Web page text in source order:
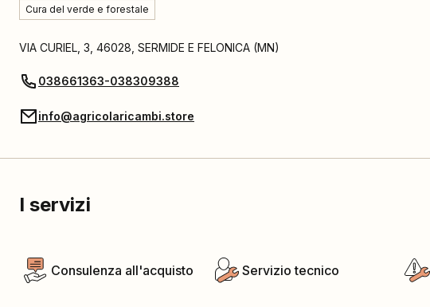
Cura del verde e forestale
VIA CURIEL, 3 46028 SERMIDE E FELONICA (MN)
038661363-038309388
info@agricolaricambi.store
I servizi
Consulenza all'acquisto Servizio tecnico